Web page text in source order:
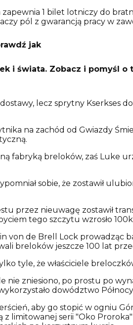
1 bilet lotniczy do
pól z gwarancją pracy w
jak
i świata. Zobacz i pomyśl
lecz sprytny Kserkses
na zachód od Gwiazdy
fabryką breloków, zaś Luke
sobie, że zostawił
przez nieuwagę zostawił
tego szczytu wzrosło
von de Brell Lock prowadząc
breloków jeszcze 100 lat
tyle, że właściciele
zniesiono, po prostu po
dowództwo
aby go stopić w ogniu
limitowanej serii "Oko Proroka"